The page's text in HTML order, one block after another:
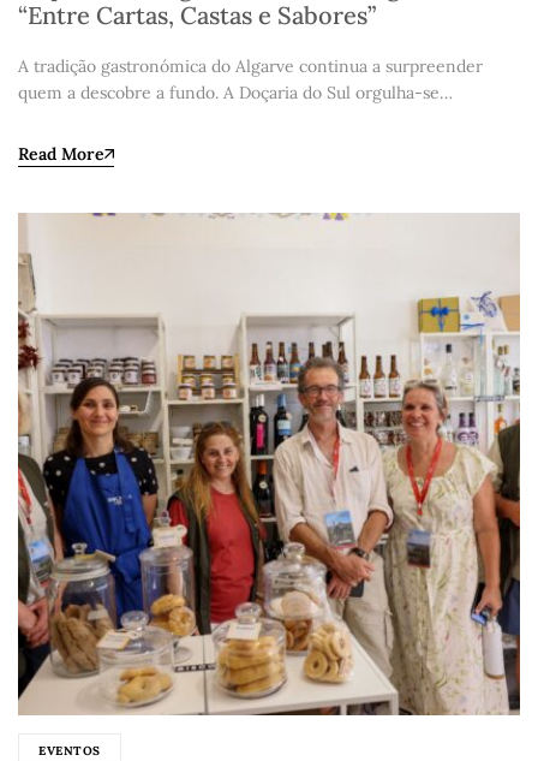
“Entre Cartas, Castas e Sabores”
A tradição gastronómica do Algarve continua a surpreender
quem a descobre a fundo. A Doçaria do Sul orgulha-se…
Read More
EVENTOS